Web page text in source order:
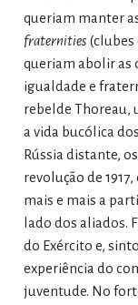
queriam manter
fraternities(clubes
queriam abolir as
igualdade e
rebelde Thoreau,
a vida bucólica
Rússia distante,
revolução de
mais e mais a
lado dos aliados.
do Exército e,
experiência do
juventude. No